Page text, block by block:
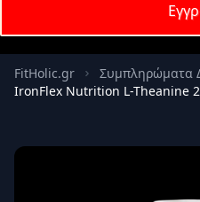
FitHolic.gr Συμπληρώματα
IronFlex Nutrition L-Theanine
Κωδικός